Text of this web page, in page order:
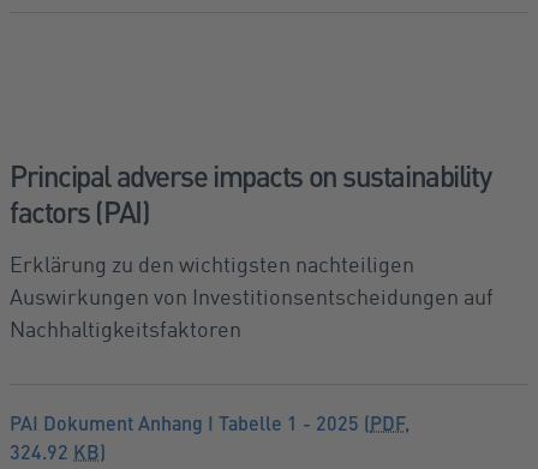
Principal adverse impacts on sustainability
factors (PAI)
Erklärung zu den wichtigsten nachteiligen
Auswirkungen von Investitionsentscheidungen auf
Nachhaltigkeitsfaktoren
PAI Dokument Anhang I Tabelle 1 - 2025 (PDF,
324.92 KB)